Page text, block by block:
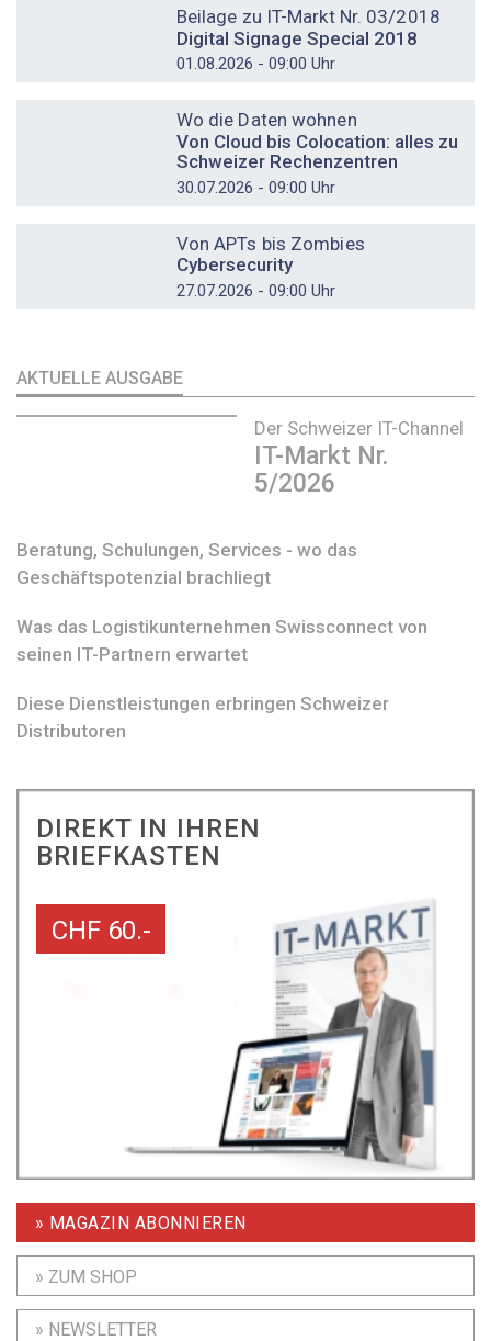
Beilage zu IT-Markt Nr. 03/2018
Digital Signage Special 2018
01.08.2026 - 09:00 Uhr
Wo die Daten wohnen
Von Cloud bis Colocation: alles zu
Schweizer Rechenzentren
30.07.2026 - 09:00 Uhr
Von APTs bis Zombies
Cybersecurity
27.07.2026 - 09:00 Uhr
AKTUELLE AUSGABE
Der Schweizer IT-Channel
IT-Markt Nr.
5/2026
Beratung, Schulungen, Services - wo das
Geschäftspotenzial brachliegt
Was das Logistikunternehmen Swissconnect von
seinen IT-Partnern erwartet
Diese Dienstleistungen erbringen Schweizer
Distributoren
DIREKT IN IHREN
BRIEFKASTEN
CHF 60.-
» MAGAZIN ABONNIEREN
» ZUM SHOP
» NEWSLETTER